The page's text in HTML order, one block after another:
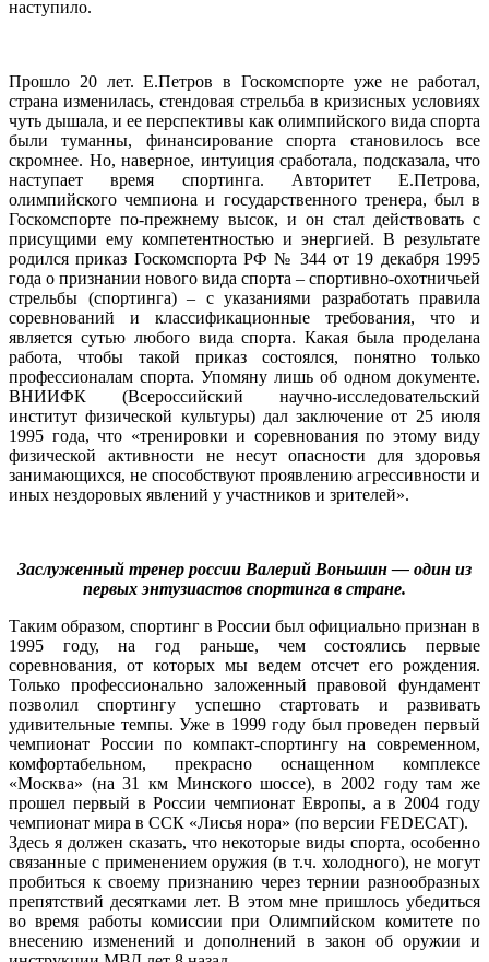
наступило.
Прошло 20 лет. Е.Петров в Госкомспорте уже не работал,
страна изменилась, стендовая стрельба в кризисных условиях
чуть дышала, и ее перспективы как олимпийского вида спорта
были туманны, финансирование спорта становилось все
скромнее. Но, наверное, интуиция сработала, подсказала, что
наступает время спортинга. Авторитет Е.Петрова,
олимпийского чемпиона и государственного тренера, был в
Госкомспорте по-прежнему высок, и он стал действовать с
присущими ему компетентностью и энергией. В результате
родился приказ Госкомспорта РФ № 344 от 19 декабря 1995
года о признании нового вида спорта – спортивно-охотничьей
стрельбы (спортинга) – с указаниями разработать правила
соревнований и классификационные требования, что и
является сутью любого вида спорта. Какая была проделана
работа, чтобы такой приказ состоялся, понятно только
профессионалам спорта. Упомяну лишь об одном документе.
ВНИИФК (Всероссийский научно-исследовательский
институт физической культуры) дал заключение от 25 июля
1995 года, что «тренировки и соревнования по этому виду
физической активности не несут опасности для здоровья
занимающихся, не способствуют проявлению агрессивности и
иных нездоровых явлений у участников и зрителей».
Заслуженный тренер россии Валерий Воньшин — один из
первых энтузиастов спортинга в стране.
Таким образом, спортинг в России был официально признан в
1995 году, на год раньше, чем состоялись первые
соревнования, от которых мы ведем отсчет его рождения.
Только профессионально заложенный правовой фундамент
позволил спортингу успешно стартовать и развивать
удивительные темпы. Уже в 1999 году был проведен первый
чемпионат России по компакт-спортингу на современном,
комфортабельном, прекрасно оснащенном комплексе
«Москва» (на 31 км Минского шоссе), в 2002 году там же
прошел первый в России чемпионат Европы, а в 2004 году
чемпионат мира в ССК «Лисья нора» (по версии FEDECAT).
Здесь я должен сказать, что некоторые виды спорта, особенно
связанные с применением оружия (в т.ч. холодного), не могут
пробиться к своему признанию через тернии разнообразных
препятствий десятками лет. В этом мне пришлось убедиться
во время работы комиссии при Олимпийском комитете по
внесению изменений и дополнений в закон об оружии и